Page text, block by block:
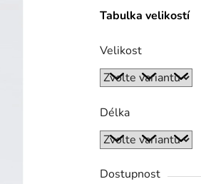
Tabulka velikostí
Velikost
Délka
Dostupnost